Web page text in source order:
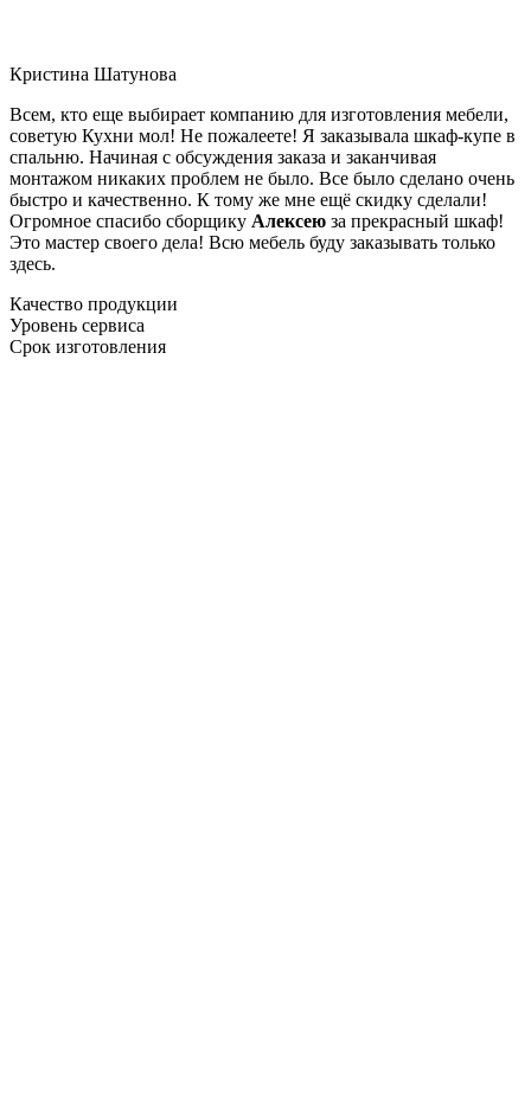
Кристина Шатунова
Всем, кто еще выбирает компанию для изготовления мебели,
советую Кухни мол! Не пожалеете! Я заказывала шкаф-купе в
спальню. Начиная с обсуждения заказа и заканчивая
монтажом никаких проблем не было. Все было сделано очень
быстро и качественно. К тому же мне ещё скидку сделали!
Огромное спасибо сборщику Алексею за прекрасный шкаф!
Это мастер своего дела! Всю мебель буду заказывать только
здесь.
Качество продукции
Уровень сервиса
Срок изготовления